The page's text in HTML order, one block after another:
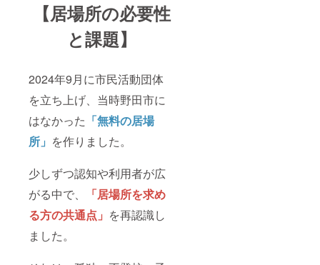
【居場所の必要性
と課題】
2024年9月に市民活動団体
を立ち上げ、当時野田市に
はなかった 「無料の居場
所」 を作りました。
少しずつ認知や利用者が広
がる中で、
「居場所を求め
る方の共通点」 を再認識し
ました。